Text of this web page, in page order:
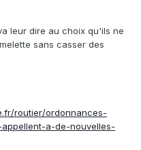
leur dire au choix qu'ils ne
sans casser des
routier/ordonnances-
a-de-nouvelles-